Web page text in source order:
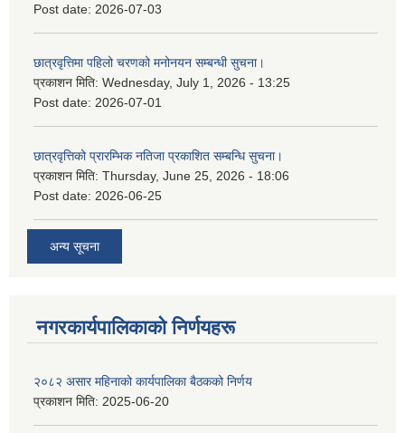
Post date: 2026-07-03
छात्रवृत्तिमा पहिलो चरणको मनोनयन सम्बन्धी सुचना।
प्रकाशन मिति: Wednesday, July 1, 2026 - 13:25
Post date: 2026-07-01
छात्रवृत्तिको प्रारम्भिक नतिजा प्रकाशित सम्बन्धि सुचना।
प्रकाशन मिति: Thursday, June 25, 2026 - 18:06
Post date: 2026-06-25
अन्य सूचना
नगरकार्यपालिकाकाे निर्णयहरू
२०८२ असार महिनाको कार्यपालिका बैठकको निर्णय
प्रकाशन मिति: 2025-06-20